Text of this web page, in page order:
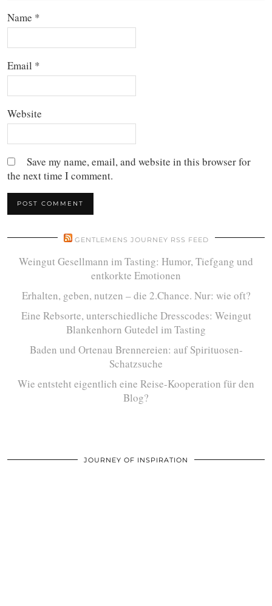
Name *
Email *
Website
Save my name, email, and website in this browser for
the next time I comment.
GENTLEMENS JOURNEY RSS FEED
Weingut Gesellmann im Tasting: Humor, Tiefgang und
entkorkte Emotionen
Erhalten, geben, nutzen – die 2.Chance. Nur: wie oft?
Eine Rebsorte, unterschiedliche Dresscodes: Weingut
Blankenhorn Gutedel im Tasting
Baden und Ortenau Brennereien: auf Spirituosen-
Schatzsuche
Wie entsteht eigentlich eine Reise-Kooperation für den
Blog?
JOURNEY OF INSPIRATION